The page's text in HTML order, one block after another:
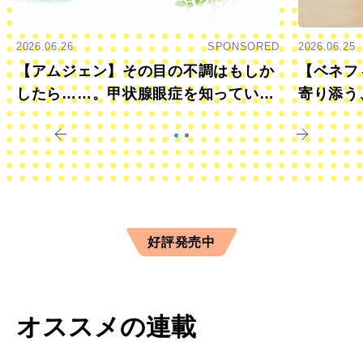
2026.06.26 SPONSORED
【アムジェン】その目の不調はもしか
したら……。甲状腺眼症を知っていま
すか？
2026.06.25
【ベネフ
寄り添う
きに
好評発売中
オススメの連載